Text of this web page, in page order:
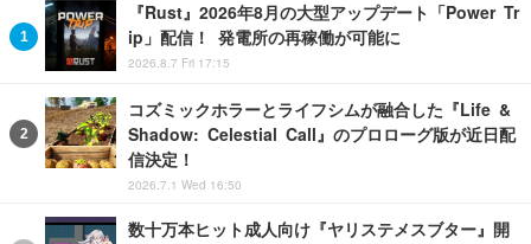
『Rust』2026年8月の大型アップデート「Power Tr
ip」配信！ 発電所の再稼働が可能に
2026.8.7 Fri 17:15
コズミックホラーとライフシムが融合した『Life &
Shadow: Celestial Call』のプロローグ版が近日配
信決定！
2026.7.1 Wed 16:50
数十万本ヒット成人向け『ヤリステメスブター』開